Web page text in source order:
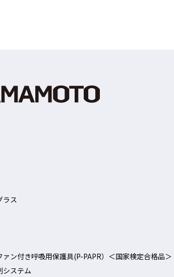
ラス
ン付き呼吸用保護具(P-PAPR）＜国家検定合格品＞
システム